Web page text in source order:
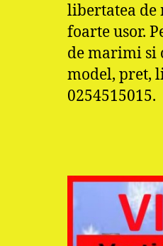
libertatea de
foarte usor.
de marimi si
model, pret,
0254515015.